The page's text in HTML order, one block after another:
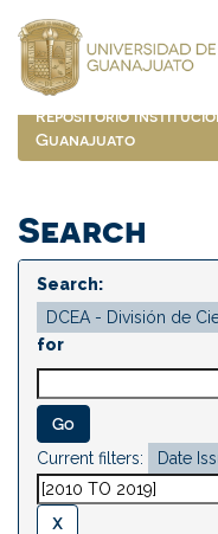
navigation
Repositorio
Guanajuato
Search
Search:
for
Current filters: